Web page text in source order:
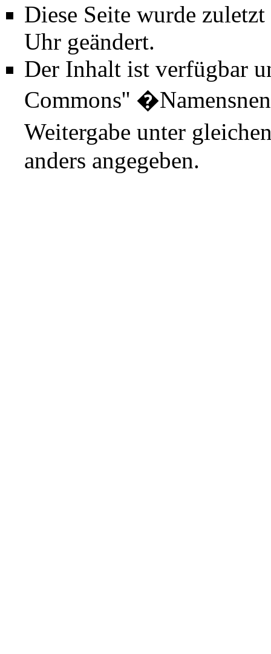
Diese Seite wurde
Uhr geändert.
Der Inhalt ist verfügbar
Commons''
Weitergabe unter
anders angegeben.